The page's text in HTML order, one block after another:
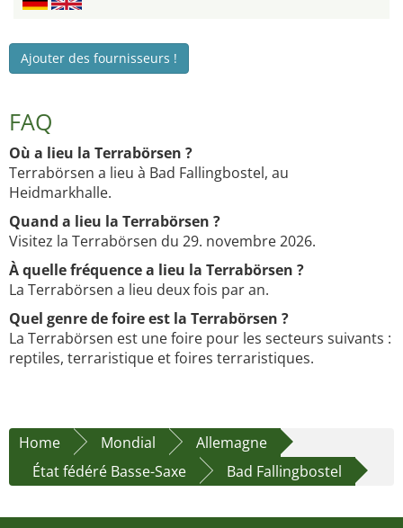
Ajouter des fournisseurs !
FAQ
Où a lieu la Terrabörsen ?
Terrabörsen a lieu à Bad Fallingbostel, au
Heidmarkhalle.
Quand a lieu la Terrabörsen ?
Visitez la Terrabörsen du 29. novembre 2026.
À quelle fréquence a lieu la Terrabörsen ?
La Terrabörsen a lieu deux fois par an.
Quel genre de foire est la Terrabörsen ?
La Terrabörsen est une foire pour les secteurs suivants :
reptiles, terraristique et foires terraristiques.
Home Mondial
Allemagne
État fédéré Basse-Saxe
Bad Fallingbostel